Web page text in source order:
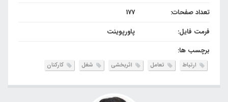
تعداد صفحات:
177
فرمت فایل:
پاورپوینت
برچسب ها:
ارتباط تعامل اثربخشی شغل کارکنان